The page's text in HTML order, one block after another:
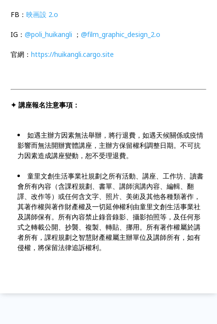
FB：映画設 2.o
IG：@poli_huikangli ；@film_graphic_design_2.o
官網：https://huikangli.cargo.site
✦ 講座報名注意事項：
如遇主辦方因素無法舉辦，將行退費，如遇天候關係或疫情
影響而無法開辦實體講座，主辦方保留權利調整日期。不可抗
力因素造成講座變動，恕不受理退費。
童里文創生活事業社規劃之所有活動、講座、工作坊、讀書
會所有內容（含課程規劃、書單、講師演講內容、編輯、翻
譯、改作等）或任何含文字、照片、美術及其他各種類著作，
其著作權與著作財產權及一切延伸權利由童里文創生活事業社
及講師保有。所有內容禁止錄音錄影、攝影拍照等，及任何形
式之轉載公開、抄襲、複製、轉貼、挪用。所有著作權屬於講
者所有，課程規劃之智慧財產權屬主辦單位及講師所有，如有
侵權，將保留法律追訴權利。